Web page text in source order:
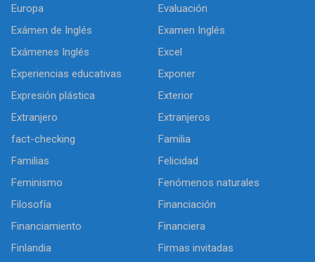
Europa
Evaluación
Exámen de Inglés
Examen Inglés
Exámenes Inglés
Excel
Experiencias educativas
Exponer
Expresión plástica
Exterior
Extranjero
Extranjeros
fact-checking
Familia
Familias
Felicidad
Feminismo
Fenómenos naturales
Filosofía
Financiación
Financiamiento
Financiera
Finlandia
Firmas invitadas